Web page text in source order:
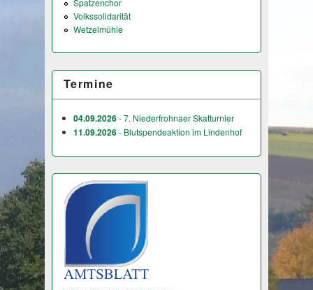
Spatzenchor
Volkssolidarität
Wetzelmühle
Termine
04.09.2026- 7. Niederfrohnaer Skatturnier
11.09.2026- Blutspendeaktion im Lindenhof